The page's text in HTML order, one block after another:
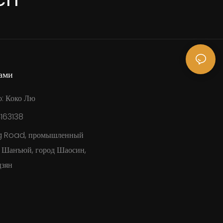
Коко Лю
Road, промышленный
Шанъюй, город Шаосин,